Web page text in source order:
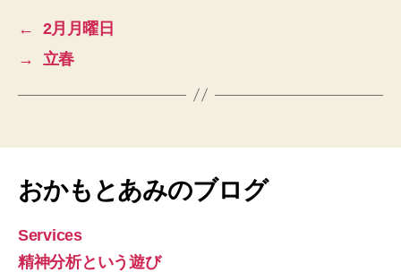
←
2月月曜日
→
立春
おかもとあみのブログ
Services
精神分析という遊び